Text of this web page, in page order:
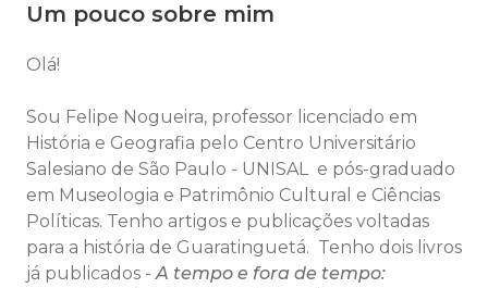
Um pouco sobre mim
Olá!
Sou Felipe Nogueira, professor licenciado em
História e Geografia pelo Centro Universitário
Salesiano de São Paulo - UNISAL e pós-graduado
em Museologia e Patrimônio Cultural e Ciências
Políticas. Tenho artigos e publicações voltadas
para a história de Guaratinguetá. Tenho dois livros
já publicados -A tempo e fora de tempo: